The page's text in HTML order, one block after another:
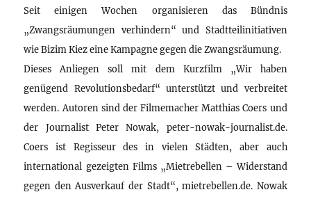
Seit einigen Wochen organisieren das Bündnis
„Zwangsräumungen verhindern“ und Stadtteilinitiativen
wie Bizim Kiez eine Kampagne gegen die Zwangsräumung.
Dieses Anliegen soll mit dem Kurzfilm „Wir haben
genügend Revolutionsbedarf“ unterstützt und verbreitet
werden. Autoren sind der Filmemacher Matthias Coers und
der Journalist Peter Nowak, peter-nowak-journalist.de.
Coers ist Regisseur des in vielen Städten, aber auch
international gezeigten Films „Mietrebellen – Widerstand
gegen den Ausverkauf der Stadt“, mietrebellen.de. Nowak